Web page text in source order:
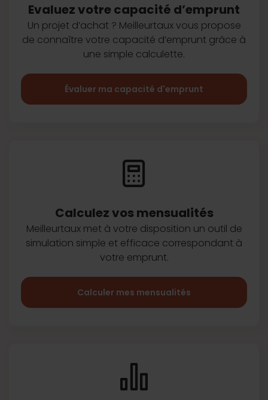
Evaluez votre capacité d’emprunt
Un projet d’achat ? Meilleurtaux vous propose
de connaître votre capacité d’emprunt grâce à
une simple calculette.
Évaluer ma capacité d'emprunt
Calculez vos mensualités
Meilleurtaux met à votre disposition un outil de
simulation simple et efficace correspondant à
votre emprunt.
Calculer mes mensualités